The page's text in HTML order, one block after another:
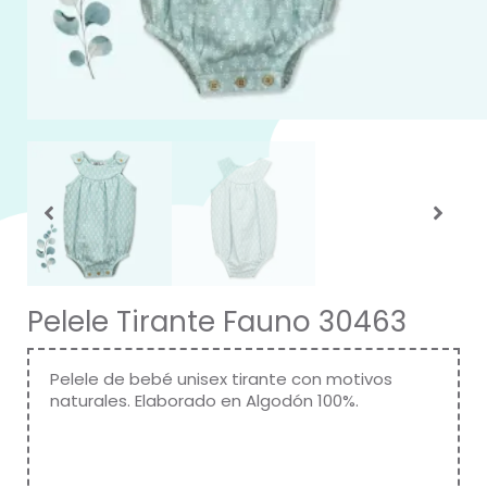
Pelele Tirante Fauno 30463
Pelele de bebé unisex tirante con motivos
naturales. Elaborado en Algodón 100%.